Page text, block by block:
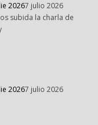
20267 julio 2026
subida la charla de
20267 julio 2026